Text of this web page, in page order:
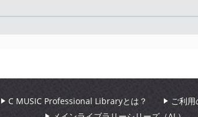
C MUSIC Professional Libraryとは？ ご利